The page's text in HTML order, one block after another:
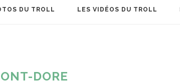
DU TROLL LES VIDÉOS DU TROLL
DORE